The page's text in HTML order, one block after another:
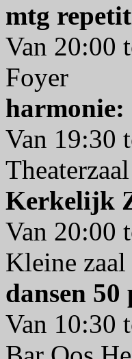
mtg
Van 20:00
Foyer
harmonie:
Van 19:30
Kerkelijk
Van 20:00
Kleine
dansen 50
Van 10:30